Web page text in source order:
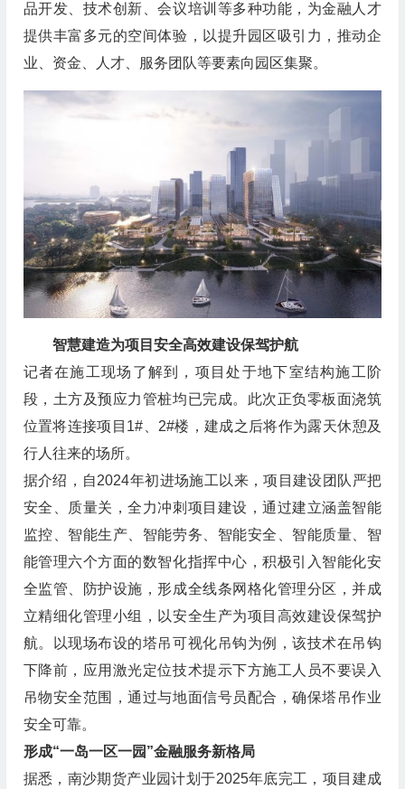
品开发、技术创新、会议培训等多种功能，为金融人才
提供丰富多元的空间体验，以提升园区吸引力，推动企
业、资金、人才、服务团队等要素向园区集聚。
智慧建造为项目安全高效建设保驾护航
记者在施工现场了解到，项目处于地下室结构施工阶
段，土方及预应力管桩均已完成。此次正负零板面浇筑
位置将连接项目1#、2#楼，建成之后将作为露天休憩及
行人往来的场所。
据介绍，自2024年初进场施工以来，项目建设团队严把
安全、质量关，全力冲刺项目建设，通过建立涵盖智能
监控、智能生产、智能劳务、智能安全、智能质量、智
能管理六个方面的数智化指挥中心，积极引入智能化安
全监管、防护设施，形成全线条网格化管理分区，并成
立精细化管理小组，以安全生产为项目高效建设保驾护
航。以现场布设的塔吊可视化吊钩为例，该技术在吊钩
下降前，应用激光定位技术提示下方施工人员不要误入
吊物安全范围，通过与地面信号员配合，确保塔吊作业
安全可靠。
形成“一岛一区一园”金融服务新格局
据悉，南沙期货产业园计划于2025年底完工，项目建成